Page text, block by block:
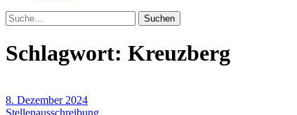
Suche
Schlagwort: Kreuzberg
8. Dezember 2024
Stellenausschreibung